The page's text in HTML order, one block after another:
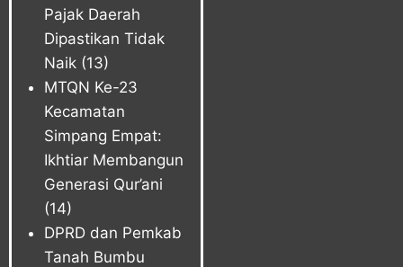
Pajak Daerah
Dipastikan Tidak
Naik (13)
MTQN Ke-23
Kecamatan
Simpang Empat:
Ikhtiar Membangun
Generasi Qur’ani
(14)
DPRD dan Pemkab
Tanah Bumbu